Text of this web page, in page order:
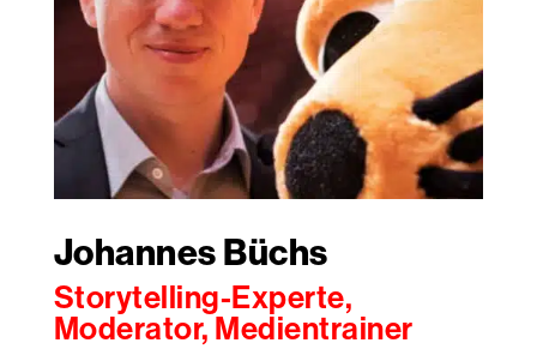
Johannes Büchs
Storytelling-Experte,
Moderator, Medientrainer